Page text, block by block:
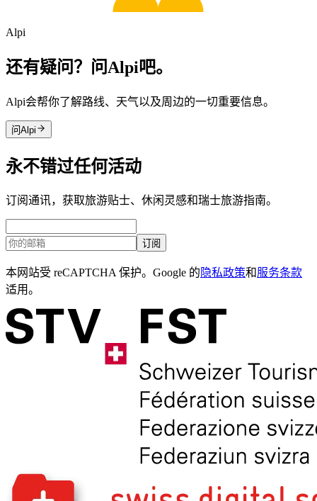
Alpi
还有疑问？问Alpi吧。
Alpi会帮你了解路线、天气以及周边的一切重要信息。
问Alpi
永不错过任何活动
订阅通讯，获取旅游贴士、休闲灵感和瑞士旅游指南。
订阅
本网站受 reCAPTCHA 保护。Google 的 隐私政策和服务条款
适用。